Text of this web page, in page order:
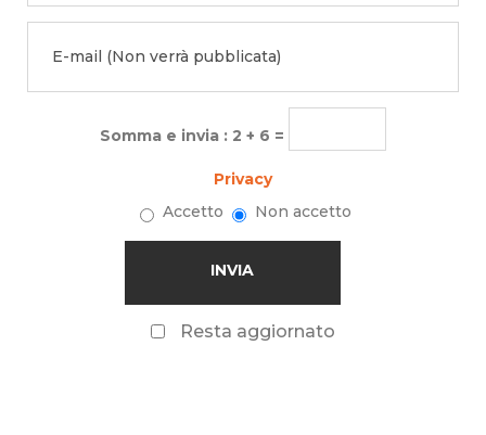
Somma e invia : 2 + 6 =
Privacy
Accetto
Non accetto
Resta aggiornato